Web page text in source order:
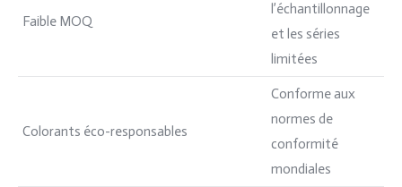
Faible MOQ
l’échantillonnage
et les séries
limitées
Colorants éco-responsables
Conforme aux
normes de
conformité
mondiales